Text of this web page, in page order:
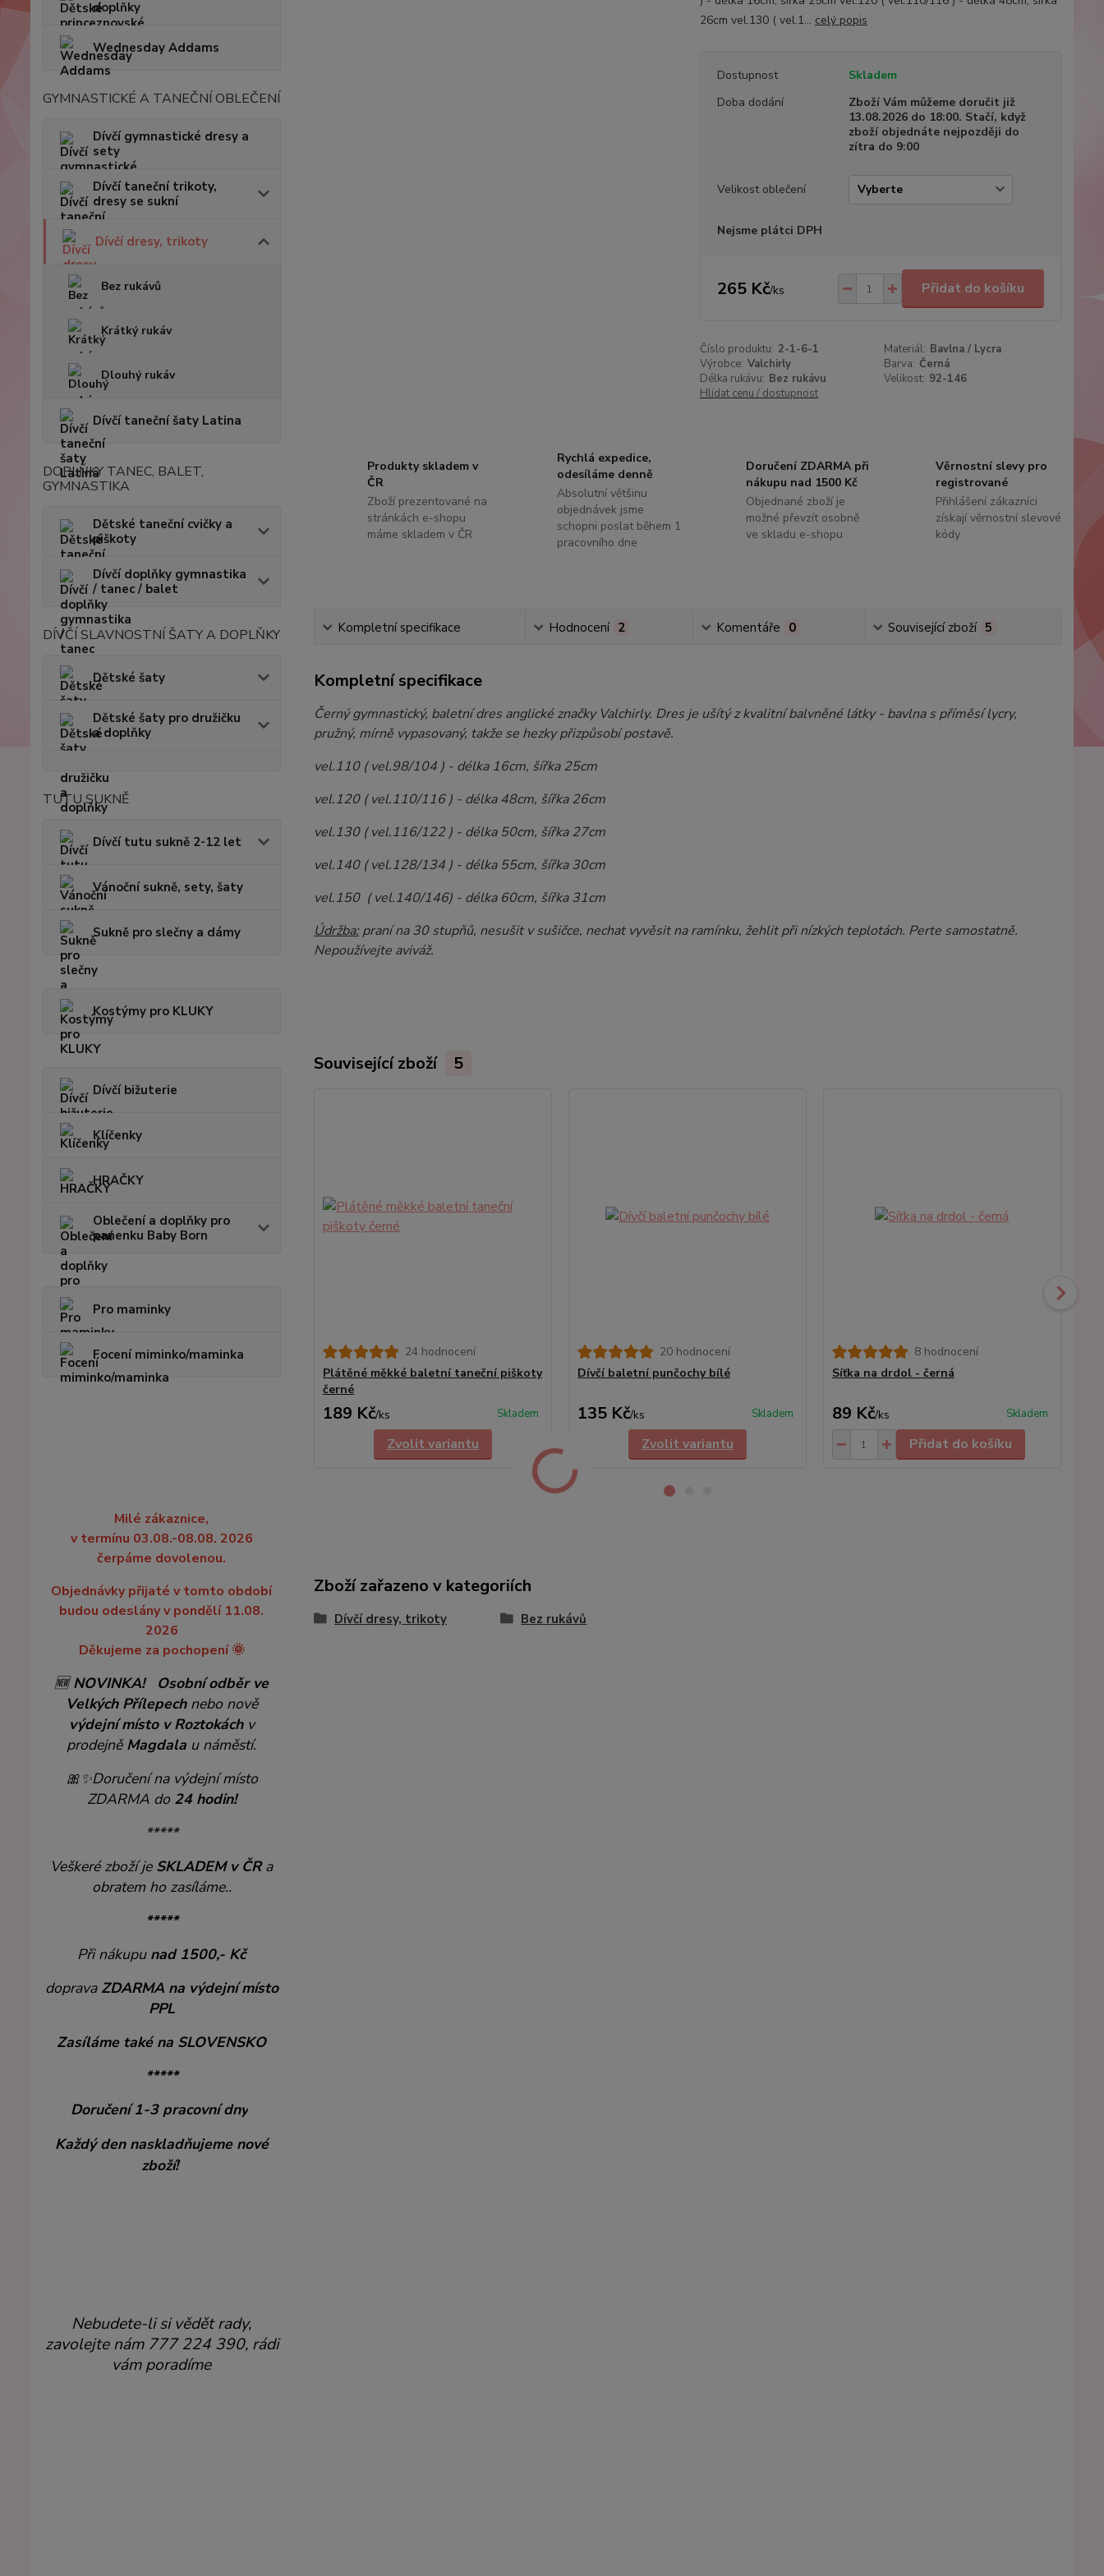
doplňky
Wednesday Addams
GYMNASTICKÉ A TANEČNÍ OBLEČENÍ
Dívčí gymnastické dresy a
sety
Dívčí taneční trikoty,
dresy se sukní
Dívčí dresy, trikoty
Bez rukávů
Krátký rukáv
Dlouhý rukáv
Dívčí taneční šaty Latina
DOPLŇKY TANEC, BALET,
GYMNASTIKA
Dětské taneční cvičky a
piškoty
Dívčí doplňky gymnastika
/ tanec / balet
DÍVČÍ SLAVNOSTNÍ ŠATY A DOPLŇKY
Dětské šaty
Dětské šaty pro družičku
a doplňky
TUTU SUKNĚ
Dívčí tutu sukně 2-12 let
Vánoční sukně, sety, šaty
Sukně pro slečny a dámy
Kostýmy pro KLUKY
Dívčí bižuterie
Klíčenky
HRAČKY
Oblečení a doplňky pro
panenku Baby Born
Pro maminky
Focení miminko/maminka
Milé zákaznice,
v termínu 03.08.-08.08. 2026
čerpáme dovolenou.
Objednávky přijaté v tomto období
budou odeslány v pondělí 11.08.
2026
Děkujeme za pochopení 🌞
🆕NOVINKA!
Osobní odběr ve
Velkých Přílepechnebo nově
výdejní místo v Roztokáchv
prodejněMagdala u náměstí.
🎀✨Doručení na výdejní místo
ZDARMA do 24 hodin!
*****
Veškeré zboží je SKLADEM v ČRa
obratem ho zasíláme..
*****
Při nákupu nad 1500,- Kč
doprava ZDARMA na výdejní místo
PPL
Zasíláme také na SLOVENSKO
*****
Doručení 1-3 pracovní dny
Každý den naskladňujeme nové
zboží!
Nebudete-li si vědět rady,
zavolejte nám 777 224 390, rádi
vám poradíme
26cm vel.130 ( vel.1... celý popis
Dostupnost
Skladem
Doba dodání
Zboží Vám můžeme doručit již
13.08.2026 do 18:00. Stačí, když
zboží objednáte nejpozději do
zítra do 9:00
Velikost oblečení
Nejsme plátci DPH
265 Kč/ks Přidat do košíku
Číslo produktu: 2-1-6-1 Materiál: Bavlna / Lycra
Výrobce: Valchirly Barva: Černá
Délka rukávu: Bez rukávu Velikost: 92-146
Hlídat cenu / dostupnost
Produkty skladem v
ČR
Zboží prezentované na
stránkách e-shopu
máme skladem v ČR
Rychlá expedice,
odesíláme denně
Absolutní většinu
objednávek jsme
schopni poslat během 1
pracovního dne
Doručení ZDARMA při
nákupu nad 1500 Kč
Objednané zboží je
možné převzít osobně
ve skladu e-shopu
Věrnostní slevy pro
registrované
Přihlášení zákazníci
získají věrnostní slevové
kódy
Kompletní specifikace Hodnocení 2 Komentáře 0 Související zboží 5
Kompletní specifikace
Černý gymnastický, baletní dres anglické značky Valchirly. Dres je ušítý z kvalitní balvněné látky - bavlna s příměsí lycry,
pružný, mírně vypasovaný, takže se hezky přizpůsobí postavě.
vel.110 ( vel.98/104 ) - délka 16cm, šířka 25cm
vel.120 ( vel.110/116 ) - délka 48cm, šířka 26cm
vel.130 ( vel.116/122 ) - délka 50cm, šířka 27cm
vel.140 ( vel.128/134 ) - délka 55cm, šířka 30cm
vel.150 ( vel.140/146) - délka 60cm, šířka 31cm
Údržba:praní na 30 stupňů, nesušit v sušičce, nechat vyvěsit na ramínku, žehlit při nízkých teplotách. Perte samostatně.
Nepoužívejte aviváž.
Související zboží 5
24 hodnocení
Plátěné měkké baletní taneční piškoty
černé
189 Kč/ks Skladem
Zvolit variantu
20 hodnocení
Dívčí baletní punčochy bílé
135 Kč/ks Skladem
Zvolit variantu
8 hodnocení
Síťka na drdol - černá
89 Kč/ks Skladem
Přidat do košíku
Zboží zařazeno v kategoriích
Dívčí dresy, trikoty Bez rukávů